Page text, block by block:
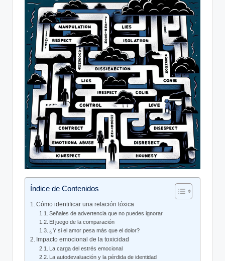
Índice de Contenidos
Cómo identificar una relación ​tóxica
Señales de⁤ advertencia que ​no puedes ignorar
El juego de la​ comparación
¿Y si ⁢el amor pesa más ⁣que el dolor?
Impacto emocional de la toxicidad
La carga del estrés emocional
La autodevaluación y ⁣la ⁤pérdida ⁢de identidad